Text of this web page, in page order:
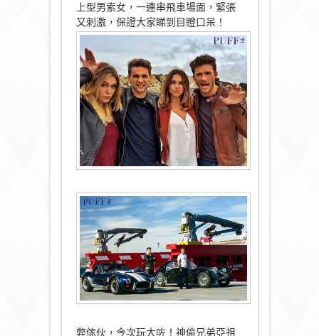
上型男索女，一連串飛車場面，緊張
又刺激，保證大家睇到目瞪口呆！
弊傢伙，今次玩大咗！神偷兄弟亞祖